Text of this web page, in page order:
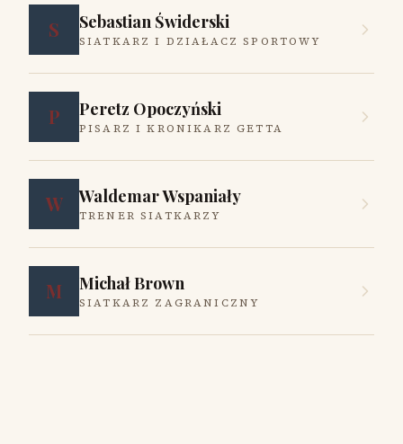
S Sebastian Świderski
SIATKARZ I DZIAŁACZ SPORTOWY
P Peretz Opoczyński
PISARZ I KRONIKARZ GETTA
W Waldemar Wspaniały
TRENER SIATKARZY
M Michał Brown
SIATKARZ ZAGRANICZNY